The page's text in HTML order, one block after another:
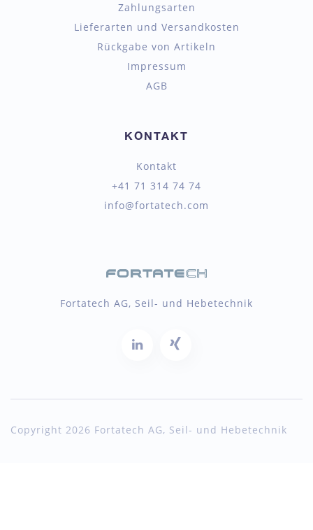
Zahlungsarten
Lieferarten und Versandkosten
Rückgabe von Artikeln
Impressum
AGB
KONTAKT
Kontakt
+41 71 314 74 74
info@fortatech.com
Fortatech AG, Seil- und Hebetechnik
Copyright 2026 Fortatech AG, Seil- und Hebetechnik